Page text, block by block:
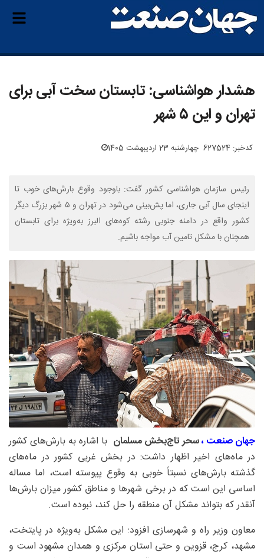
هشدار هواشناسی: تابستان سخت آبی برای
تهران و این ۵ شهر
کدخبر: 627524 چهارشنبه 23 اردیبهشت 1405
رئیس سازمان هواشناسی کشور گفت: باوجود وقوع بارش‌های خوب تا
اینجای سال آبی جاری، اما پش‌بینی می‌شود در تهران و ۵ شهر بزرگ دیگر
کشور واقع در دامنه جنوبی رشته کوه‌های البرز به‌ویژه برای تابستان
همچنان با مشکل تامین آب مواجه باشیم.
جهان صنعت ،سحر تاج‌بخش مسلمان با اشاره به بارش‌های کشور
در ماه‌های اخیر اظهار داشت: در بخش غربی کشور در ماه‌های
گذشته بارش‌های نسبتاً خوبی به وقوع پیوسته است، اما مساله
اساسی این است که در برخی شهرها و مناطق کشور میزان بارش‌ها
آنقدر که بتواند مشکل آن منطقه را حل کند، نبوده است.
معاون وزیر راه و شهرسازی افزود: این مشکل به‌ویژه در پایتخت،
مشهد، کرج، قزوین و حتی استان مرکزی و همدان مشهود است و